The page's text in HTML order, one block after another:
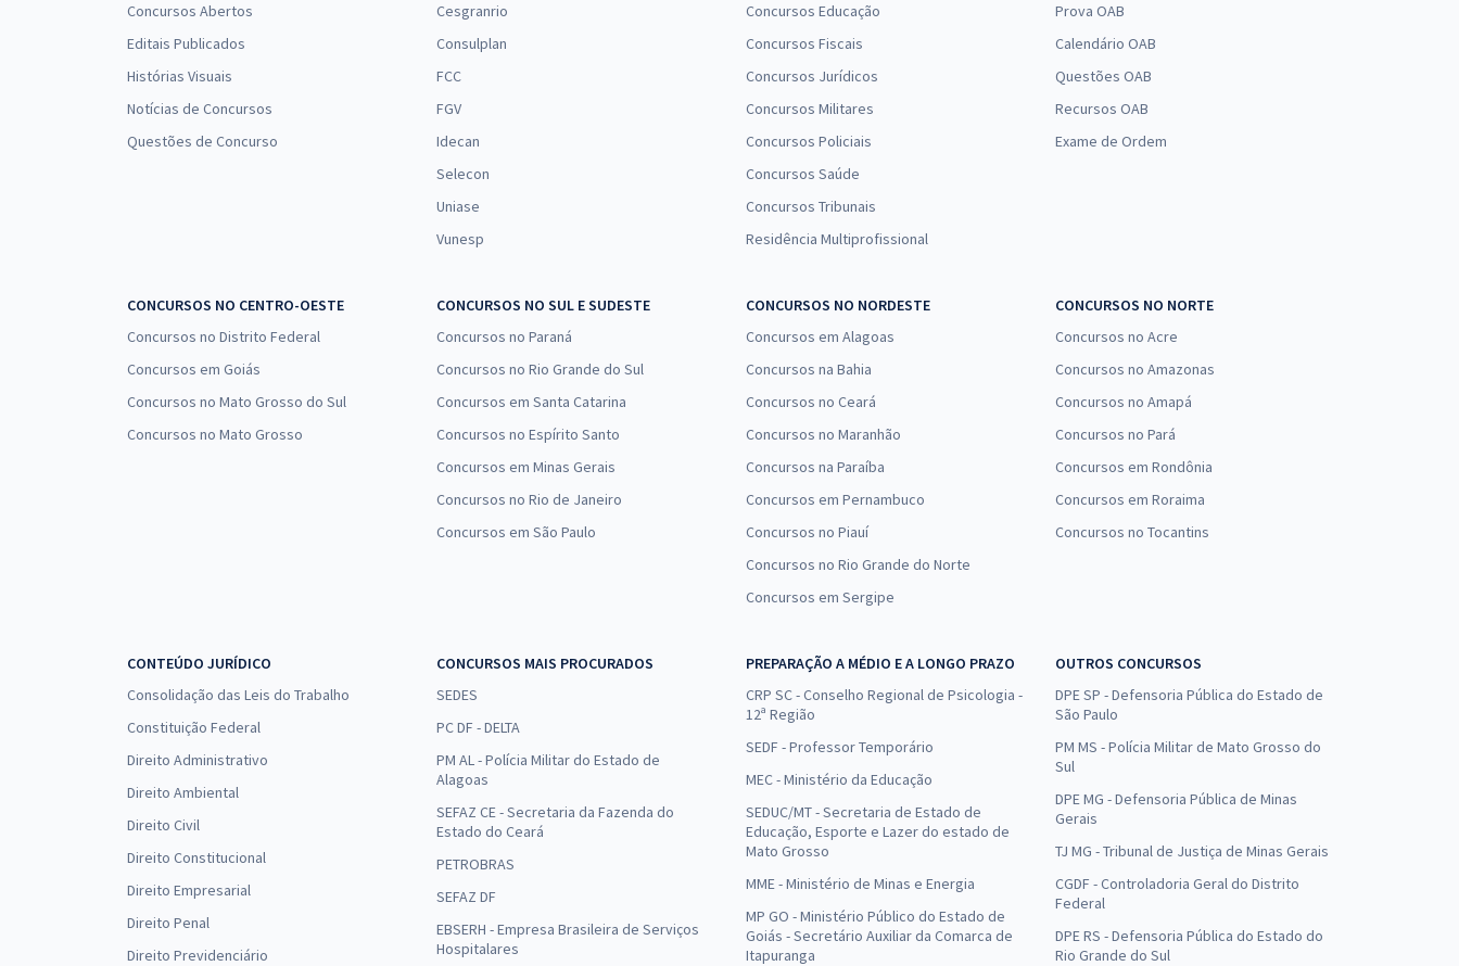
Concursos Abertos
Editais Publicados
Histórias Visuais
Notícias de Concursos
Questões de Concurso
Cesgranrio
Consulplan
FCC
FGV
Idecan
Selecon
Uniase
Vunesp
Concursos Educação
Concursos Fiscais
Concursos Jurídicos
Concursos Militares
Concursos Policiais
Concursos Saúde
Concursos Tribunais
Residência Multiprofissional
Prova OAB
Calendário OAB
Questões OAB
Recursos OAB
Exame de Ordem
CONCURSOS NO CENTRO-OESTE
Concursos no Distrito Federal
Concursos em Goiás
Concursos no Mato Grosso do Sul
Concursos no Mato Grosso
CONCURSOS NO SUL E SUDESTE
Concursos no Paraná
Concursos no Rio Grande do Sul
Concursos em Santa Catarina
Concursos no Espírito Santo
Concursos em Minas Gerais
Concursos no Rio de Janeiro
Concursos em São Paulo
CONCURSOS NO NORDESTE
Concursos em Alagoas
Concursos na Bahia
Concursos no Ceará
Concursos no Maranhão
Concursos na Paraíba
Concursos em Pernambuco
Concursos no Piauí
Concursos no Rio Grande do Norte
Concursos em Sergipe
CONCURSOS NO NORTE
Concursos no Acre
Concursos no Amazonas
Concursos no Amapá
Concursos no Pará
Concursos em Rondônia
Concursos em Roraima
Concursos no Tocantins
CONTEÚDO JURÍDICO
Consolidação das Leis do Trabalho
Constituição Federal
Direito Administrativo
Direito Ambiental
Direito Civil
Direito Constitucional
Direito Empresarial
Direito Penal
Direito Previdenciário
CONCURSOS MAIS PROCURADOS
SEDES
PC DF - DELTA
PM AL - Polícia Militar do Estado de
Alagoas
SEFAZ CE - Secretaria da Fazenda do
Estado do Ceará
PETROBRAS
SEFAZ DF
EBSERH - Empresa Brasileira de Serviços
Hospitalares
PREPARAÇÃO A MÉDIO E A LONGO PRAZO
CRP SC - Conselho Regional de Psicologia -
12ª Região
SEDF - Professor Temporário
MEC - Ministério da Educação
SEDUC/MT - Secretaria de Estado de
Educação, Esporte e Lazer do estado de
Mato Grosso
MME - Ministério de Minas e Energia
MP GO - Ministério Público do Estado de
Goiás - Secretário Auxiliar da Comarca de
Itapuranga
OUTROS CONCURSOS
DPE SP - Defensoria Pública do Estado de
São Paulo
PM MS - Polícia Militar de Mato Grosso do
Sul
DPE MG - Defensoria Pública de Minas
Gerais
TJ MG - Tribunal de Justiça de Minas Gerais
CGDF - Controladoria Geral do Distrito
Federal
DPE RS - Defensoria Pública do Estado do
Rio Grande do Sul